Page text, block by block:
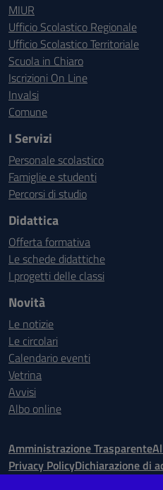
MIUR
Ufficio Scolastico Regionale
Ufficio Scolastico Territoriale
Scuola in Chiaro
Iscrizioni On Line
Invalsi
Comune
I Servizi
Personale scolastico
Famiglie e studenti
Percorsi di studio
Didattica
Offerta formativa
Le schede didattiche
I progetti delle classi
Novità
Le notizie
Le circolari
Calendario eventi
Vetrina
Avvisi
Albo online
Amministrazione Trasparente
Privacy PolicyDichiarazione di